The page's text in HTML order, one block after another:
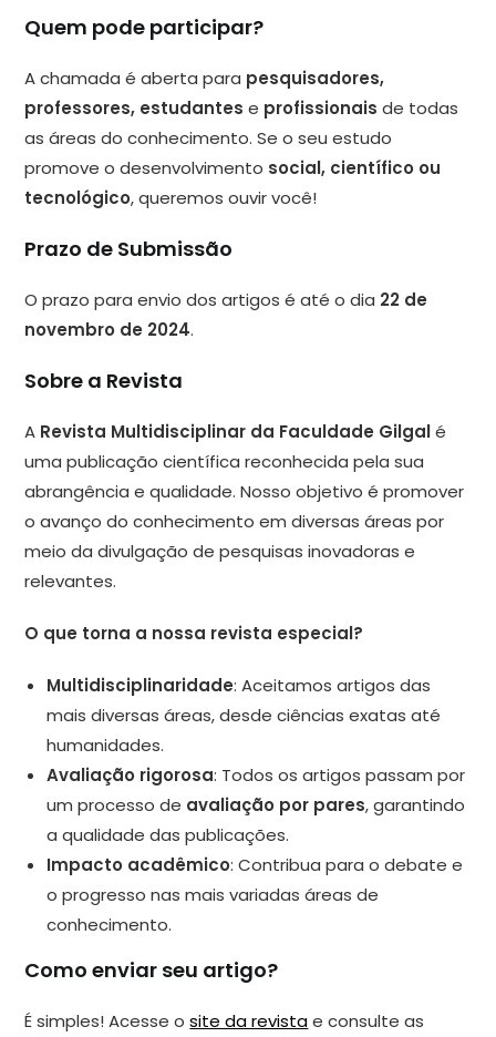
Quem pode participar?
A chamada é aberta para pesquisadores,
professores, estudantese profissionais de todas
as áreas do conhecimento. Se o seu estudo
promove o desenvolvimento social, científico ou
tecnológico, queremos ouvir você!
Prazo de Submissão
O prazo para envio dos artigos é até o dia 22 de
novembro de 2024.
Sobre a Revista
A Revista Multidisciplinar da Faculdade Gilgalé
uma publicação científica reconhecida pela sua
abrangência e qualidade. Nosso objetivo é promover
o avanço do conhecimento em diversas áreas por
meio da divulgação de pesquisas inovadoras e
relevantes.
O que torna a nossa revista especial?
Multidisciplinaridade: Aceitamos artigos das
mais diversas áreas, desde ciências exatas até
humanidades.
Avaliação rigorosa: Todos os artigos passam por
um processo de avaliação por pares, garantindo
a qualidade das publicações.
Impacto acadêmico: Contribua para o debate e
o progresso nas mais variadas áreas de
conhecimento.
Como enviar seu artigo?
É simples! Acesse osite da revistae consulte as